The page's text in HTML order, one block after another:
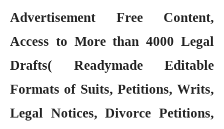
Advertisement Free Content,
Access to More than 4000 Legal
Drafts( Readymade Editable
Formats of Suits, Petitions, Writs,
Legal Notices, Divorce Petitions,